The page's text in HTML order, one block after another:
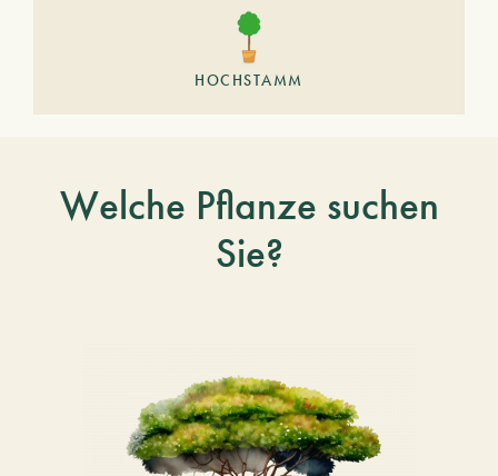
HOCHSTAMM
Welche Pflanze suchen
Sie?